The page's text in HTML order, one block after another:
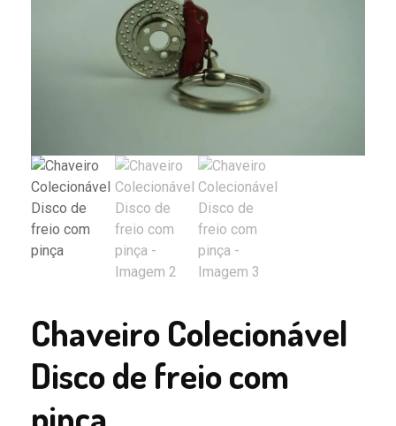
Chaveiro Colecionável
Disco de freio com